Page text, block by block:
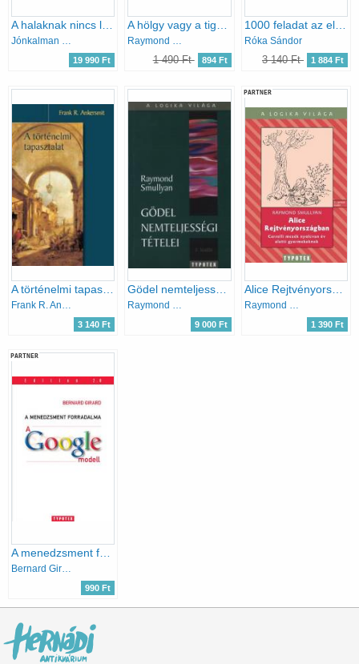
A halaknak nincs lábuk
Jónkalman Stefánsson
19 990 Ft
A hölgy vagy a tigris? - és egyéb logikai feladatok (A logika világa)
Raymond Smullyan
1 490 Ft 894 Ft
1000 feladat az elemi matematika köréből
Róka Sándor
3 140 Ft 1 884 Ft
Frank R. Ankersmit
3 140 Ft
Raymond Smullyan
9 000 Ft
PARTNER
Alice Rejtvényországban
Raymond Smullyan
1 390 Ft
PARTNER
A menedzsment forradalma - A Google-modell
Bernard Girard
990 Ft